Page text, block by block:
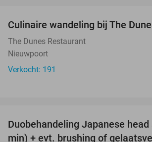
Culinaire wandeling bij The
The Dunes Restaurant
Nieuwpoort
Verkocht: 191
Duobehandeling Japanese
min) + evt. brushing of